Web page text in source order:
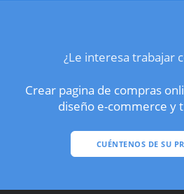
¿Le interesa trabajar
Crear pagina de compras
diseño e-commerce y
CUÉNTENOS DE SU